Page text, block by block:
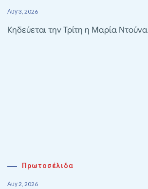
Αυγ 3, 2026
Κηδεύεται την Τρίτη η Μαρία Ντούνα
Πρωτοσέλιδα
Αυγ 2, 2026